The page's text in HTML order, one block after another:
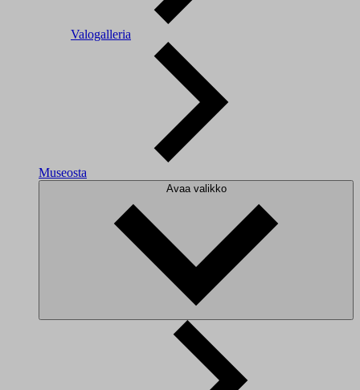
Valogalleria
Museosta
Avaa valikko